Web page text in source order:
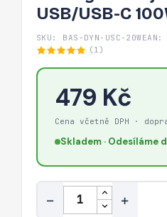
USB/USB-C
SKU: BAS-DYN-USC-20WEAN:
(1)
479 Kč
Cena včetně DPH ·
Skladem · Odesíláme
Množství
− +